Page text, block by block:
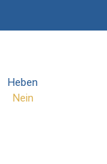
Heben
Nein